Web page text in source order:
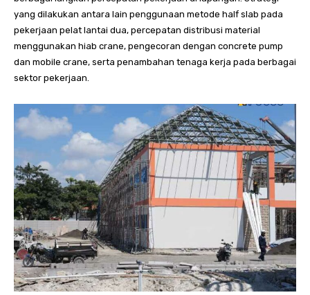
yang dilakukan antara lain penggunaan metode half slab pada
pekerjaan pelat lantai dua, percepatan distribusi material
menggunakan hiab crane, pengecoran dengan concrete pump
dan mobile crane, serta penambahan tenaga kerja pada berbagai
sektor pekerjaan.